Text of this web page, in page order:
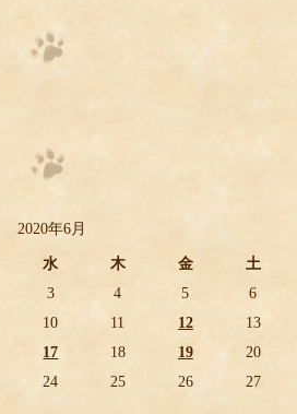
2020年6月
水 木 金
土
3 4 5
6
10 11 12
13
17 18 19
20
24 25 26
27